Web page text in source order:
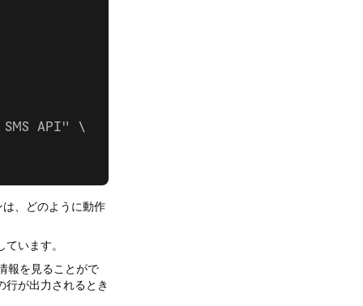
API" \
、どのように動作
ています。
報を見ることがで
行が出力されるとき